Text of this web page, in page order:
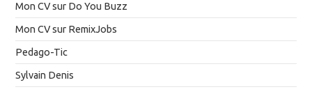
Mon CV sur Do You Buzz
Mon CV sur RemixJobs
Pedago-Tic
Sylvain Denis